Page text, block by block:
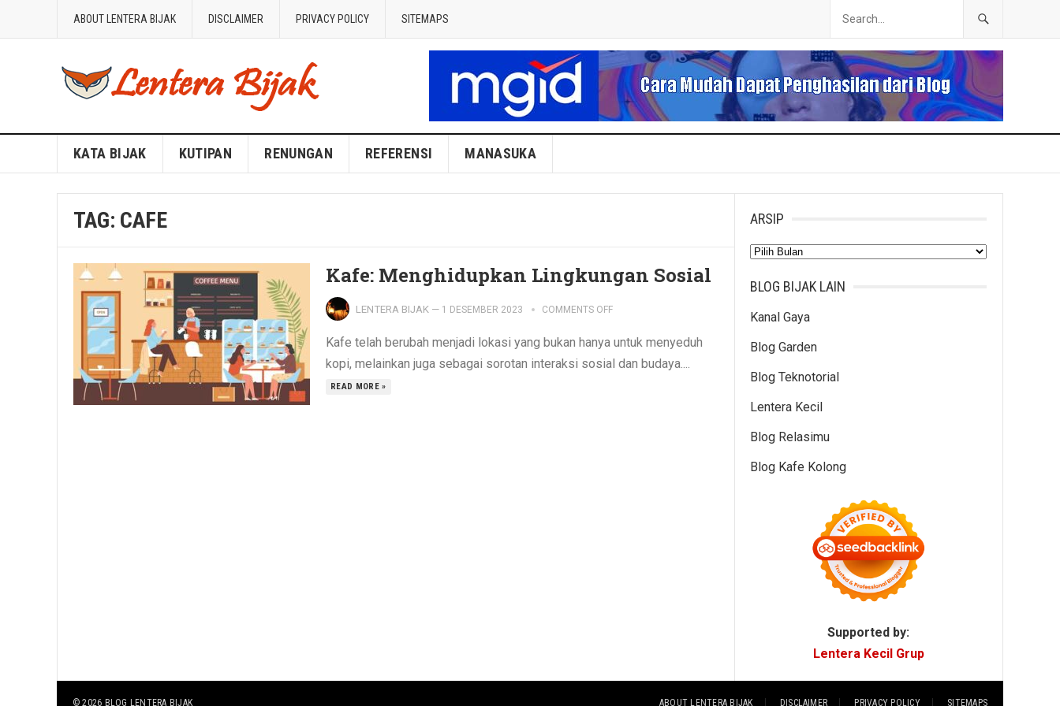
ABOUT LENTERA BIJAK DISCLAIMER PRIVACY POLICY SITEMAPS
Blog Lentera Bijak
KATA BIJAK KUTIPAN RENUNGAN REFERENSI MANASUKA
TAG: CAFE
Kafe: Menghidupkan Lingkungan Sosial
LENTERA BIJAK — 1 DESEMBER 2023 COMMENTS OFF
Kafe telah berubah menjadi lokasi yang bukan hanya untuk menyeduh
kopi, melainkan juga sebagai sorotan interaksi sosial dan budaya....
READ MORE »
ARSIP
Arsip
BLOG BIJAK LAIN
Kanal Gaya
Blog Garden
Blog Teknotorial
Lentera Kecil
Blog Relasimu
Blog Kafe Kolong
Supported by:
Lentera Kecil Grup
© 2026 BLOG LENTERA BIJAK ABOUT LENTERA BIJAK DISCLAIMER PRIVACY POLICY SITEMAPS